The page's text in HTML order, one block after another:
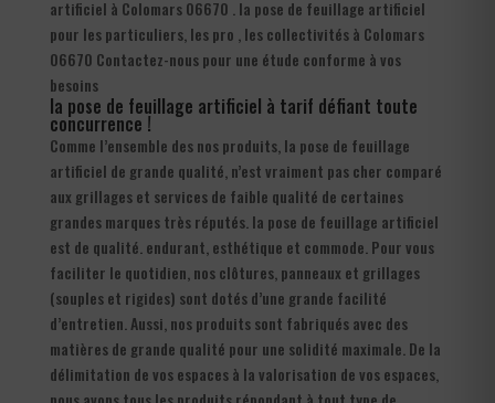
artificiel à Colomars 06670 . la pose de feuillage artificiel
pour les particuliers, les pro , les collectivités à Colomars
06670 Contactez-nous pour une étude conforme à vos
besoins
la pose de feuillage artificiel à tarif défiant toute
concurrence !
Comme l’ensemble des nos produits, la pose de feuillage
artificiel de grande qualité, n’est vraiment pas cher comparé
aux grillages et services de faible qualité de certaines
grandes marques très réputés. la pose de feuillage artificiel
est de qualité. endurant, esthétique et commode. Pour vous
faciliter le quotidien, nos clôtures, panneaux et grillages
(souples et rigides) sont dotés d’une grande facilité
d’entretien. Aussi, nos produits sont fabriqués avec des
matières de grande qualité pour une solidité maximale. De la
délimitation de vos espaces à la valorisation de vos espaces,